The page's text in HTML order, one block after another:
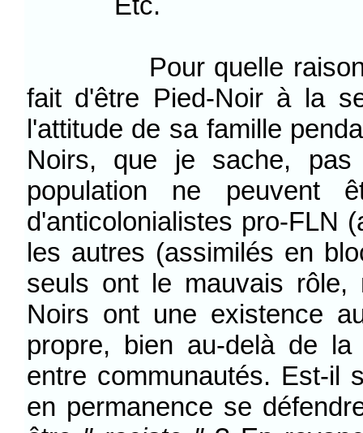
Pour quelle raison
fait d'être Pied-Noir à la
l'attitude de sa famille
Noirs, que je sache,
population ne peuvent
d'anticolonialistes pro-FLN
les autres (assimilés en
seuls ont le mauvais
Noirs ont une existence
propre, bien au-delà de
entre communautés. Est-il
en permanence se